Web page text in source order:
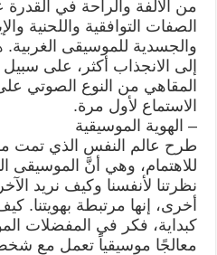
من الألفة والراحة في القدرة
الصفات التوافقية واللحنية
والجسدية للموسيقى
إلى الانجذاب أكثر، على سبيل
المقاهي من النوع الصوتي
الاستماع لأول مرة.
– الهوية الموسيقية
طرح عالم النفس الذي تمت
للاهتمام، وهي أنَّ الموسيقى
نظرتنا لأنفسنا وكيف نريد
أخرى، إنها مرتبطة بهويتنا.
كبداية، فكر في المفضلات
معالجًا موسيقياً تعمل مع